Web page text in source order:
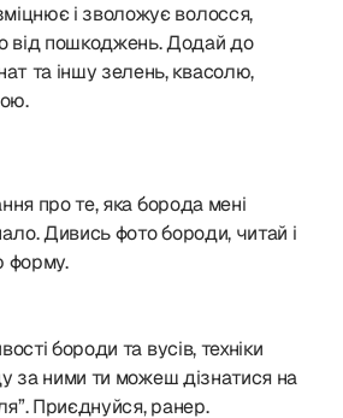
і зволожує волосся,
від пошкоджень. Додай до
та іншу зелень, квасолю,
про те, яка борода мені
Дивись фото бороди, читай і
форму.
бороди та вусів, техніки
за ними ти можеш дізнатися на
Приєднуйся, ранер.